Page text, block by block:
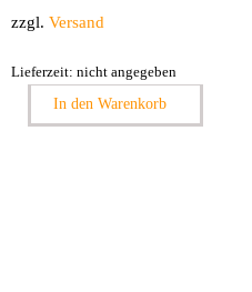
zzgl.Versand
Lieferzeit: nicht angegeben
In den Warenkorb